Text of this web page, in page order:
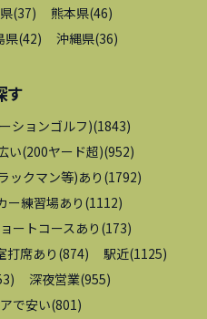
(37) 熊本県(46)
県(42) 沖縄県(36)
す
ションゴルフ)(1843)
い(200ヤード超)(952)
ックマン等)あり (1792)
ー練習場あり (1112)
ートコースあり (173)
打席あり (874) 駅近(1125)
) 深夜営業(955)
で安い(801 )